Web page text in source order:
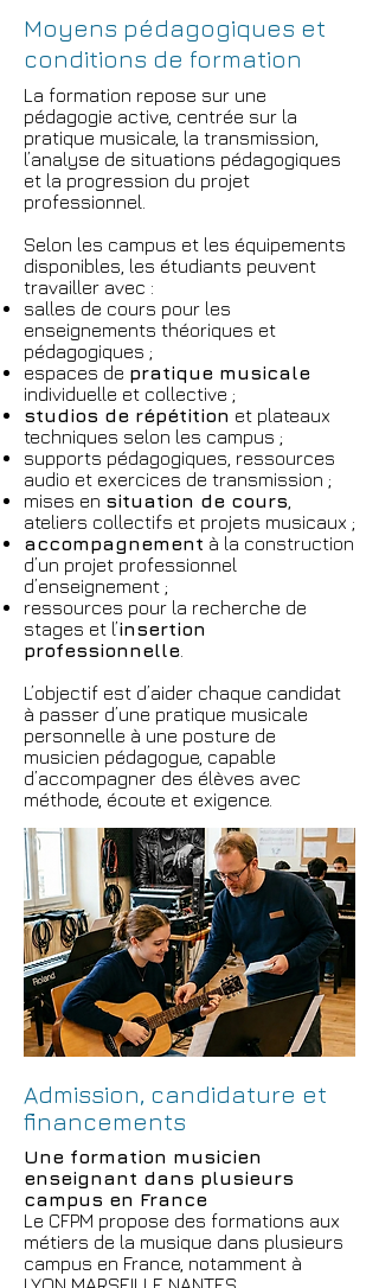
Moyens pédagogiques et
conditions de formation
La formation repose sur une
pédagogie active, centrée sur la
pratique musicale, la transmission,
l’analyse de situations pédagogiques
et la progression du projet
professionnel.
Selon les campus et les équipements
disponibles, les étudiants peuvent
travailler avec :
salles de cours pour les
enseignements théoriques et
pédagogiques ;
espaces de pratique musicale
individuelle et collective ;
studios de répétition et plateaux
techniques selon les campus ;
supports pédagogiques, ressources
audio et exercices de transmission ;
mises en situation de cours
ateliers collectifs et projets musicaux ;
accompagnement à la construction
d’un projet professionnel
d’enseignement ;
ressources pour la recherche de
stages et l’insertion
professionnelle
L’objectif est d’aider chaque candidat
à passer d’une pratique musicale
personnelle à une posture de
musicien pédagogue, capable
d’accompagner des élèves avec
méthode, écoute et exigence.
Admission, candidature et
financements
Une formation musicien
enseignant dans plusieurs
campus en France
Le CFPM propose des formations aux
métiers de la musique dans plusieurs
campus en France, notamment à